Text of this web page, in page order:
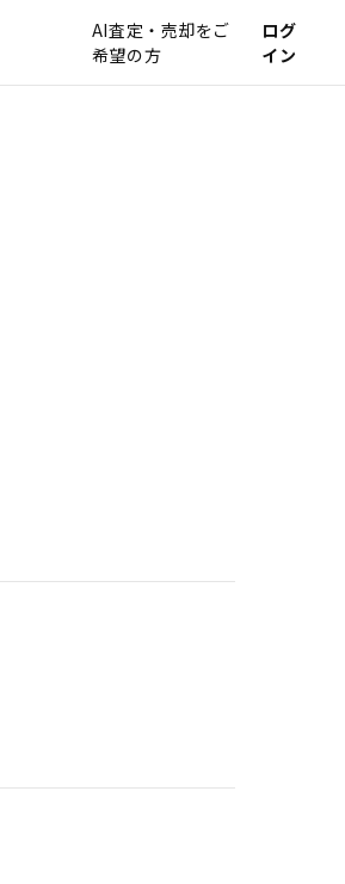
AI査定・売却をご
希望の方
ログ
イン